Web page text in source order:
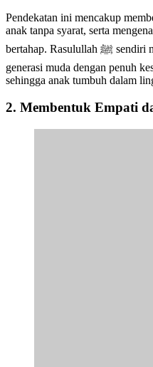
Pendekatan ini mencakup
anak tanpa syarat, serta
bertahap. Rasulullah ﷺ sendiri menjadi teladan dalam mendidik
generasi muda dengan penuh
sehingga anak tumbuh dalam
2. Membentuk Empati